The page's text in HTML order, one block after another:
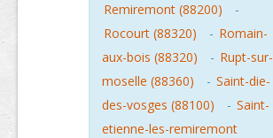
Remiremont (88200)
-
Rocourt (88320)
- Romain-
aux-bois (88320)
- Rupt-sur-
moselle (88360)
- Saint-die-
des-vosges (88100)
- Saint-
etienne-les-remiremont